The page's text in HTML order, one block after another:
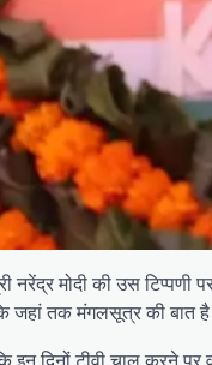
नरेंद्र मोदी की उस
तक ​​मंगलसूत्र की बात है